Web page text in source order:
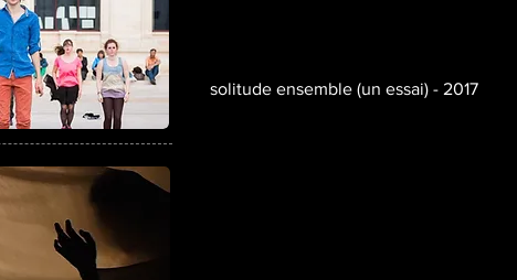
solitude ensemble (un essai) - 2017